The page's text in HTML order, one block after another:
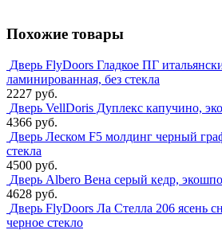
Похожие товары
Дверь FlyDoors Гладкое ПГ
ламинированная, без стекла
2227 руб.
Дверь VellDoris Дуплекс капучино,
4366 руб.
Дверь Леском F5 молдинг черный
стекла
4500 руб.
Дверь Albero Вена серый кедр,
4628 руб.
Дверь FlyDoors Ла Стелла 206 ясень
черное стекло